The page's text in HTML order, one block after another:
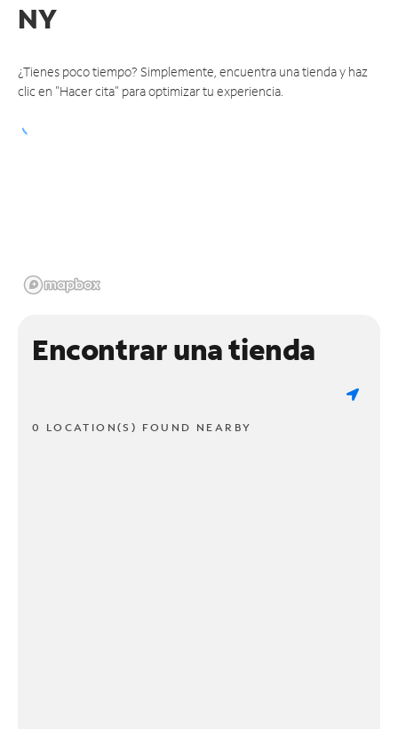
NY
¿Tienes poco tiempo? Simplemente, encuentra una tienda y haz
clic en "Hacer cita" para optimizar tu experiencia.
Encontrar una tienda
0 LOCATION(S) FOUND NEARBY